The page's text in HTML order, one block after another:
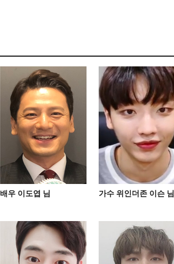
배우 이도엽 님 가수 위인더존 이슨 님